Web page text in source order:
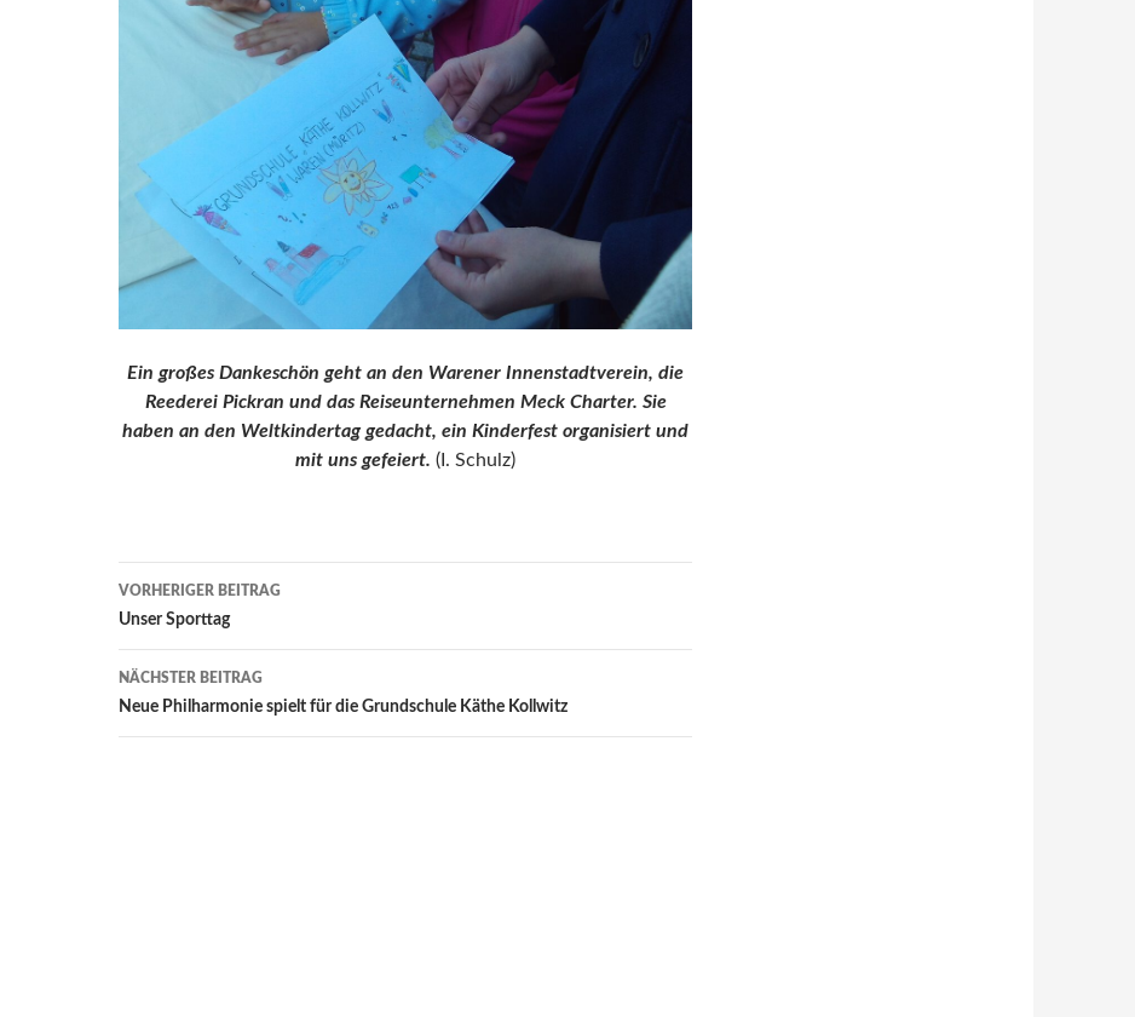
Ein großes Dankeschön geht an den Warener Innenstadtverein, die
Reederei Pickran und das Reiseunternehmen Meck Charter. Sie
haben an den Weltkindertag gedacht, ein Kinderfest organisiert und
mit uns gefeiert. (I. Schulz)
Beitrags-
Navigation
VORHERIGER BEITRAG
Unser Sporttag
NÄCHSTER BEITRAG
Neue Philharmonie spielt für die Grundschule Käthe Kollwitz